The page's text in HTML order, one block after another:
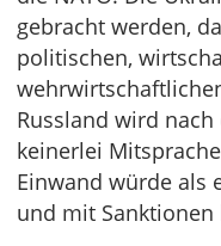
gebracht werden,
politischen,
Russland wird
keinerlei
Einwand würde als
und mit